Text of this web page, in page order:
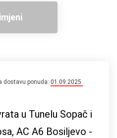
dostavu ponuda:01.09.2025.
u Tunelu Sopač i
AC A6 Bosiljevo -